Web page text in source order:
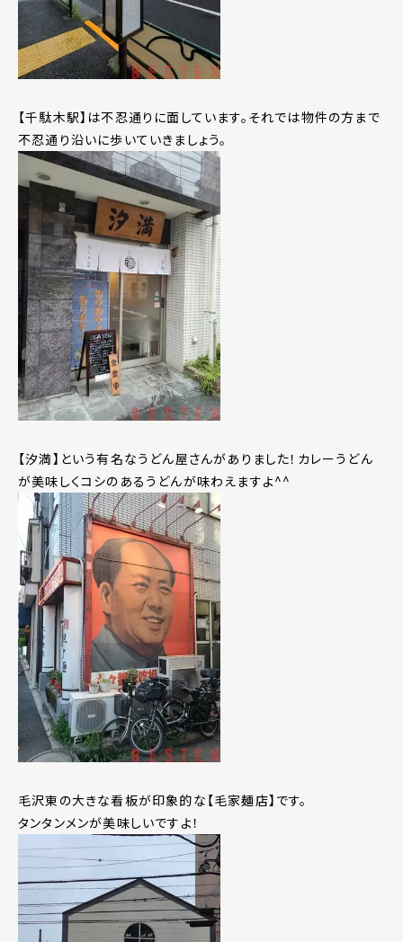
【千駄木駅】は不忍通りに面しています。それでは物件の方まで
不忍通り沿いに歩いていきましょう。
【汐満】という有名なうどん屋さんがありました！カレーうどん
が美味しくコシのあるうどんが味わえますよ^^
毛沢東の大きな看板が印象的な【毛家麺店】です。
タンタンメンが美味しいですよ！